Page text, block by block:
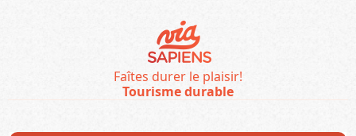
Faîtes durer le plaisir!
Tourisme durable